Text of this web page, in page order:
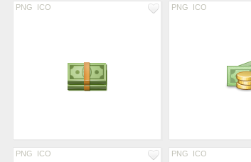
PNG ICO PNG ICO
PNG ICO PNG ICO